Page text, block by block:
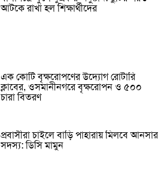
আটকে রাখা হল শিক্ষার্থীদের
এক কোটি বৃক্ষরোপণের উদ্যোগ রোটারি
ক্লাবের, ওসমানীনগরে বৃক্ষরোপন ও ৫০০
চারা বিতরণ
প্রবাসীরা চাইলে বাড়ি পাহারায় মিলবে আনসার
সদস্য: ডিসি মামুন